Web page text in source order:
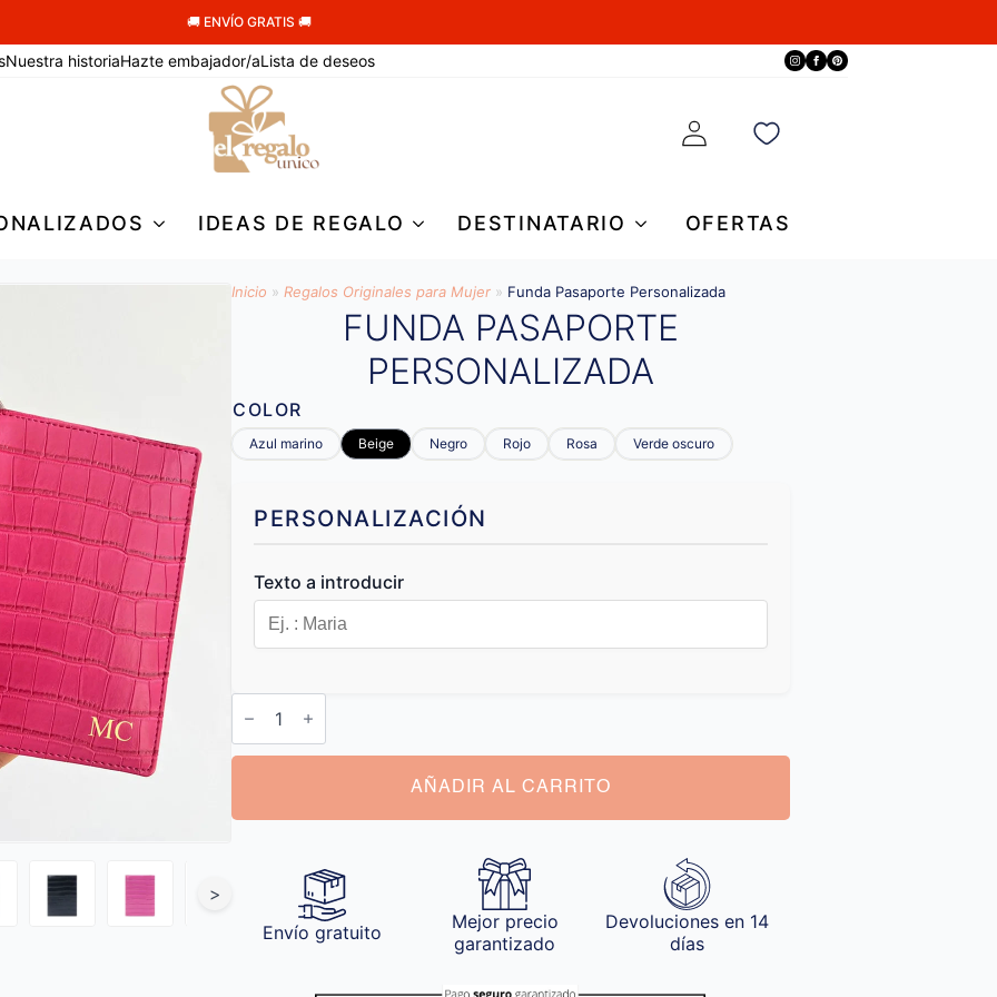
🚚 ENVÍO GRATIS 🚚
Nuestra historiaHazte embajador/aLista de deseos
IDEAS DE REGALO DESTINATARIO OFERTAS
>
Inicio » Regalos Originales para Mujer » Funda Pasaporte Personalizada
FUNDA PASAPORTE
PERSONALIZADA
COLOR
Azul marino Beige Negro Rojo Rosa Verde oscuro
PERSONALIZACIÓN
Texto a introducir
Funda
Pasaporte
cantidad
AÑADIR AL CARRITO
Envío gratuito
Mejor precio
garantizado
Devoluciones en 14
días